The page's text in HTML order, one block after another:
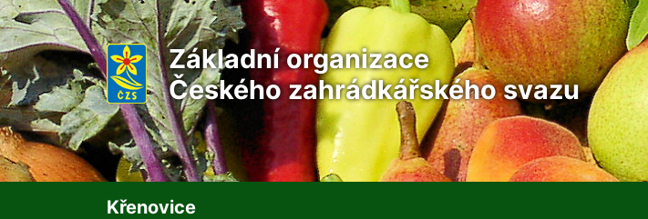
Základní organizace
Českého zahrádkářského svazu
Křenovice